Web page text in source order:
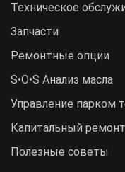
Техническое
Запчасти
Ремонтные опции
S•O•S Анализ масла
Управление парком
Капитальный
Полезные советы